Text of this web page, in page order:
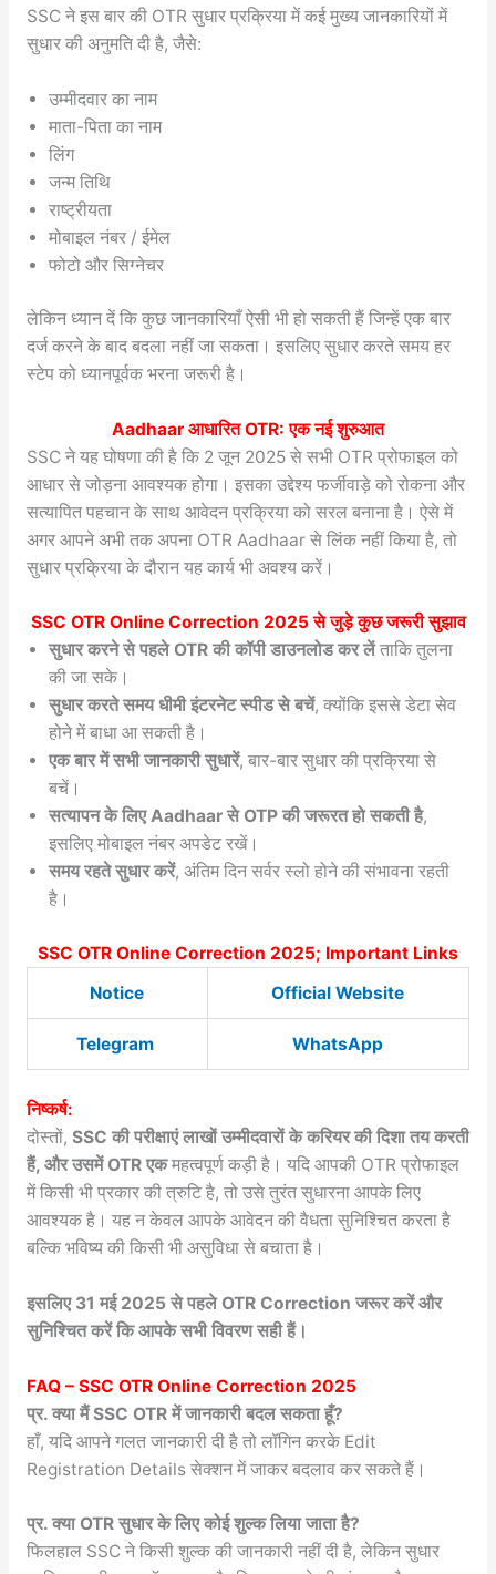
SSC ने इस बार की OTR सुधार प्रक्रिया में कई मुख्य जानकारियों में
सुधार की अनुमति दी है, जैसे:
उम्मीदवार का नाम
माता-पिता का नाम
लिंग
जन्म तिथि
राष्ट्रीयता
मोबाइल नंबर / ईमेल
फोटो और सिग्नेचर
लेकिन ध्यान दें कि कुछ जानकारियाँ ऐसी भी हो सकती हैं जिन्हें एक बार
दर्ज करने के बाद बदला नहीं जा सकता। इसलिए सुधार करते समय हर
स्टेप को ध्यानपूर्वक भरना जरूरी है।
Aadhaar आधारित OTR: एक नई शुरुआत
SSC ने यह घोषणा की है कि 2 जून 2025 से सभी OTR प्रोफाइल को
आधार से जोड़ना आवश्यक होगा। इसका उद्देश्य फर्जीवाड़े को रोकना और
सत्यापित पहचान के साथ आवेदन प्रक्रिया को सरल बनाना है। ऐसे में
अगर आपने अभी तक अपना OTR Aadhaar से लिंक नहीं किया है, तो
सुधार प्रक्रिया के दौरान यह कार्य भी अवश्य करें।
SSC OTR Online Correction 2025से जुड़े कुछ जरूरी सुझाव
सुधार करने से पहले OTR की कॉपी डाउनलोड कर लेंताकि तुलना
की जा सके।
सुधार करते समय धीमी इंटरनेट स्पीड से बचें, क्योंकि इससे डेटा सेव
होने में बाधा आ सकती है।
एक बार में सभी जानकारी सुधारें, बार-बार सुधार की प्रक्रिया से
बचें।
सत्यापन के लिए Aadhaar से OTP की जरूरत हो सकती है,
इसलिए मोबाइल नंबर अपडेट रखें।
समय रहते सुधार करें, अंतिम दिन सर्वर स्लो होने की संभावना रहती
है।
SSC OTR Online Correction 2025; Important Links
Notice
Official Website
Telegram WhatsApp
निष्कर्ष:
दोस्तों, SSC की परीक्षाएं लाखों उम्मीदवारों के करियर की दिशा तय करती
हैं, और उसमें OTR एकमहत्वपूर्ण कड़ी है। यदि आपकी OTR प्रोफाइल
में किसी भी प्रकार की त्रुटि है, तो उसे तुरंत सुधारना आपके लिए
आवश्यक है। यह न केवल आपके आवेदन की वैधता सुनिश्चित करता है
बल्कि भविष्य की किसी भी असुविधा से बचाता है।
इसलिए 31 मई 2025 से पहले OTR Correction जरूर करें और
सुनिश्चित करें कि आपके सभी विवरण सही हैं।
FAQ – SSC OTR Online Correction 2025
प्र. क्या मैं SSC OTR में जानकारी बदल सकता हूँ?
हाँ, यदि आपने गलत जानकारी दी है तो लॉगिन करके Edit
Registration Details सेक्शन में जाकर बदलाव कर सकते हैं।
प्र. क्या OTR सुधार के लिए कोई शुल्क लिया जाता है?
फिलहाल SSC ने किसी शुल्क की जानकारी नहीं दी है, लेकिन सुधार